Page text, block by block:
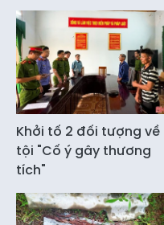
Khởi tố 2 đối tượng về
tội "Cố ý gây thương
tích"